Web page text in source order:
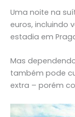
Uma noite na
euros, incluindo
estadia em
Mas
também pode
extra – porém